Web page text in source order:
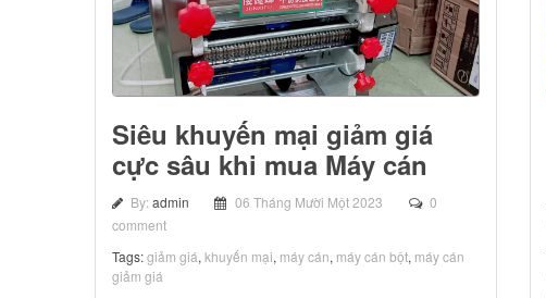
Siêu khuyến mại giảm giá
cực sâu khi mua Máy cán
By:admin 06 Tháng Mười Một 2023
0
comment
Tags:giảm giá, khuyến mại, máy cán, máy cán bột, máy cán
giảm giá